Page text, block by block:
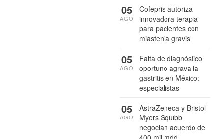
Cofepris autoriza
innovadora terapia
para pacientes con
miastenia gravis
05
AGO
Falta de diagnóstico
oportuno agrava la
gastritis en México:
especialistas
05
AGO
AstraZeneca y Bristol
Myers Squibb
negocian acuerdo de
05
AGO